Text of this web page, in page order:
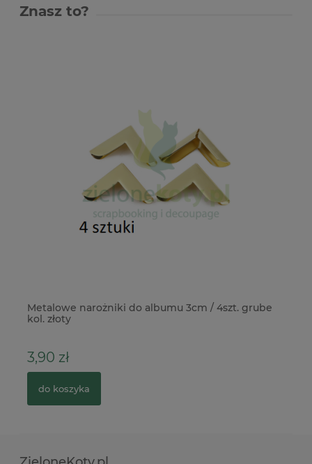
Znasz to?
Metalowe narożniki do albumu 3cm / 4szt. grube
kol. złoty
3,90 zł
do koszyka